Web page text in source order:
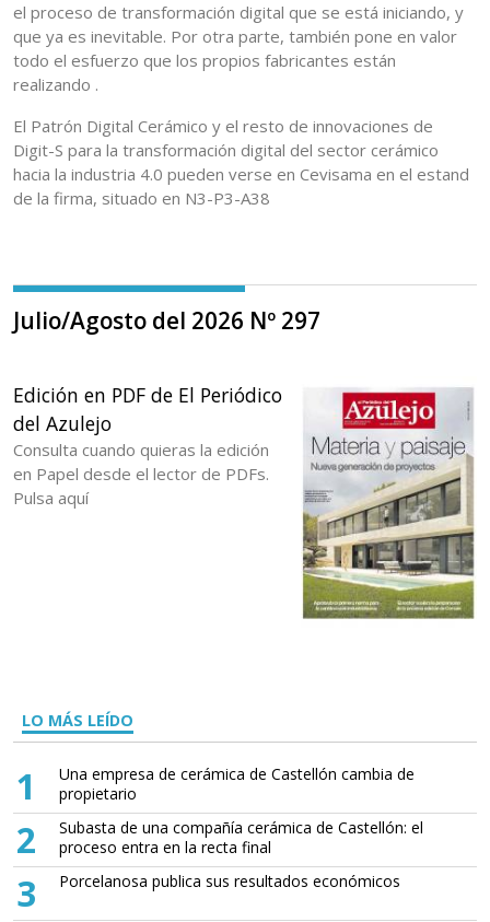
el proceso de transformación digital que se está iniciando, y
que ya es inevitable. Por otra parte, también pone en valor
todo el esfuerzo que los propios fabricantes están
realizando .
El Patrón Digital Cerámico y el resto de innovaciones de
Digit-S para la transformación digital del sector cerámico
hacia la industria 4.0 pueden verse en Cevisama en el estand
de la firma, situado en N3-P3-A38
Julio/Agosto del 2026 Nº 297
Edición en PDF de El Periódico
del Azulejo
Consulta cuando quieras la edición
en Papel desde el lector de PDFs.
Pulsa aquí
LO MÁS LEÍDO
1
Una empresa de cerámica de Castellón cambia de
propietario
2
Subasta de una compañía cerámica de Castellón: el
proceso entra en la recta final
3 Porcelanosa publica sus resultados económicos